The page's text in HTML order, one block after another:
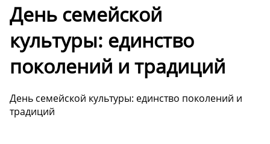
День семейской
культуры: единство
поколений и традиций
День семейской культуры: единство поколений и
традиций